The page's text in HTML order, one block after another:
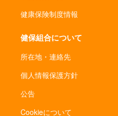
健康保険制度情報
健保組合について
所在地・連絡先
個人情報保護方針
公告
Cookieについて